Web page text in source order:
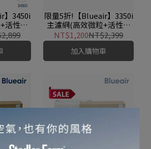
】3450i
活性碳
限量5折!【Blueair】3350i
主濾網(高效微粒+活性碳
片)
NT$1,200NT$2,399
加入購物車